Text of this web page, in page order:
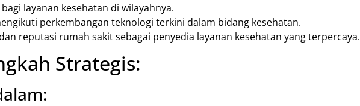
layanan kesehatan di wilayahnya.
perkembangan teknologi terkini dalam bidang kesehatan.
reputasi rumah sakit sebagai penyedia layanan kesehatan yang terpercaya.
Strategis: